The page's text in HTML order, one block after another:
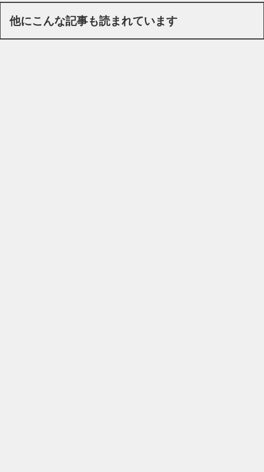
他にこんな記事も読まれています